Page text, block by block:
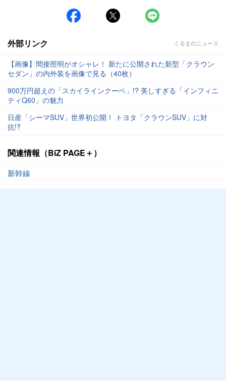
外部リンク くるまのニュース
【画像】間接照明がオシャレ！ 新たに公開された新型「クラウン
セダン」の内外装を画像で見る（40枚）
900万円超えの「スカイラインクーペ」!? 美しすぎる「インフィニ
ティQ60」の魅力
日産「シーマSUV」世界初公開！ トヨタ「クラウンSUV」に対
抗!?
関連情報（BiZ PAGE＋）
新幹線